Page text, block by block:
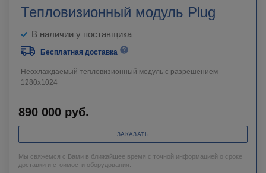
Тепловизионный модуль Plug
В наличии у поставщика
Бесплатная доставка
Неохлаждаемый тепловизионный модуль с разрешением
1280х1024
890 000 руб.
ЗАКАЗАТЬ
Мы свяжемся с Вами в ближайшее время с точной информацией о сроке
доставки и стоимости оборудования.